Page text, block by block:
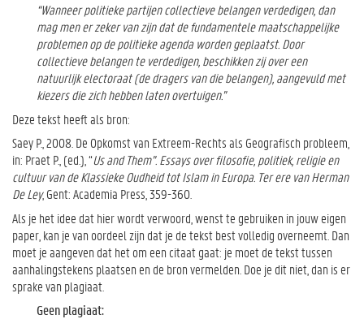
“Wanneer politieke partijen collectieve belangen verdedigen, dan
mag men er zeker van zijn dat de fundamentele maatschappelijke
problemen op de politieke agenda worden geplaatst. Door
collectieve belangen te verdedigen, beschikken zij over een
natuurlijk electoraat (de dragers van die belangen), aangevuld met
kiezers die zich hebben laten overtuigen.”
Deze tekst heeft als bron:
Saey P., 2008. De Opkomst van Extreem-Rechts als Geografisch probleem,
in: Praet P., (ed.), “Us and Them”. Essays over filosofie, politiek, religie en
cultuur van de Klassieke Oudheid tot Islam in Europa. Ter ere van Herman
De Ley, Gent: Academia Press, 359-360.
Als je het idee dat hier wordt verwoord, wenst te gebruiken in jouw eigen
paper, kan je van oordeel zijn dat je de tekst best volledig overneemt. Dan
moet je aangeven dat het om een citaat gaat: je moet de tekst tussen
aanhalingstekens plaatsen en de bron vermelden. Doe je dit niet, dan is er
sprake van plagiaat.
Geen plagiaat: